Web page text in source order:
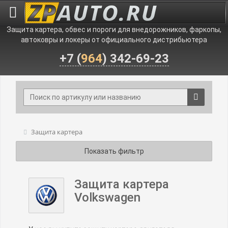
Защита картера, обвес и пороги для внедорожников, фаркопы,
автоковры и локеры от официального дистрибьютера
+7 (964) 342-69-23
Защита картера
Показать фильтр
Защита картера
Volkswagen